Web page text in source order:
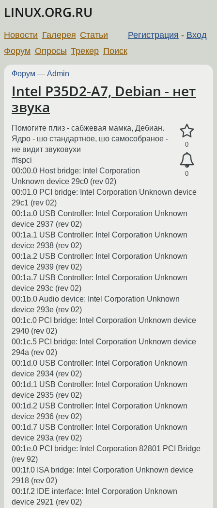
LINUX.ORG.RU
Регистрация - Вход
Новости Галерея Статьи
Форум Опросы Трекер Поиск
Форум — Admin
Intel P35D2-A7, Debian - нет
звука
0
0
Помогите плиз - сабжевая мамка, Дебиан.
Ядро - шо стандартное, шо самособраное -
не видит звуковухи
#lspci
00:00.0 Host bridge: Intel Corporation
Unknown device 29c0 (rev 02)
00:01.0 PCI bridge: Intel Corporation Unknown device
29c1 (rev 02)
00:1a.0 USB Controller: Intel Corporation Unknown
device 2937 (rev 02)
00:1a.1 USB Controller: Intel Corporation Unknown
device 2938 (rev 02)
00:1a.2 USB Controller: Intel Corporation Unknown
device 2939 (rev 02)
00:1a.7 USB Controller: Intel Corporation Unknown
device 293c (rev 02)
00:1b.0 Audio device: Intel Corporation Unknown
device 293e (rev 02)
00:1c.0 PCI bridge: Intel Corporation Unknown device
2940 (rev 02)
00:1c.5 PCI bridge: Intel Corporation Unknown device
294a (rev 02)
00:1d.0 USB Controller: Intel Corporation Unknown
device 2934 (rev 02)
00:1d.1 USB Controller: Intel Corporation Unknown
device 2935 (rev 02)
00:1d.2 USB Controller: Intel Corporation Unknown
device 2936 (rev 02)
00:1d.7 USB Controller: Intel Corporation Unknown
device 293a (rev 02)
00:1e.0 PCI bridge: Intel Corporation 82801 PCI Bridge
(rev 92)
00:1f.0 ISA bridge: Intel Corporation Unknown device
2918 (rev 02)
00:1f.2 IDE interface: Intel Corporation Unknown
device 2921 (rev 02)